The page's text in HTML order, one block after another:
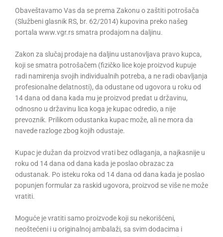
Obaveštavamo Vas da se prema Zakonu o zaštiti potrošača
(Službeni glasnik RS, br. 62/2014) kupovina preko našeg
portala www.vgr.rs smatra prodajom na daljinu.
Zakon za slučaj prodaje na daljinu ustanovljava pravo kupca,
koji se smatra potrošačem (fizičko lice koje proizvod kupuje
radi namirenja svojih individualnih potreba, a ne radi obavljanja
profesionalne delatnosti), da odustane od ugovora u roku od
14 dana od dana kada mu je proizvod predat u državinu,
odnosno u državinu lica koga je kupac odredio, a nije
prevoznik. Prilikom odustanka kupac može, ali ne mora da
navede razloge zbog kojih odustaje.
Kupac je dužan da proizvod vrati bez odlaganja, a najkasnije u
roku od 14 dana od dana kada je poslao obrazac za
odustanak. Po isteku roka od 14 dana od dana kada je poslao
popunjen formular za raskid ugovora, proizvod se više ne može
vratiti.
Moguće je vratiti samo proizvode koji su nekorišćeni,
neoštećeni i u originalnoj ambalaži, sa svim dodacima i